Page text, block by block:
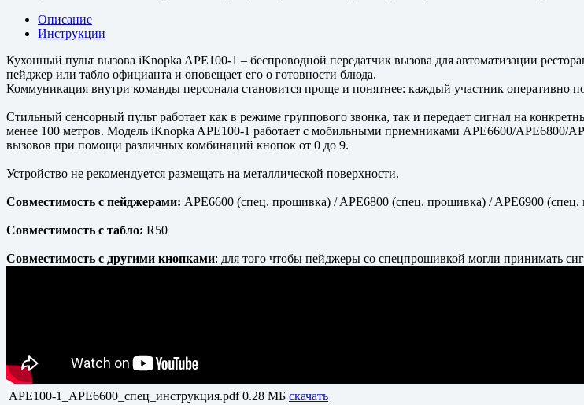
Описание
Инструкции
Кухонный пульт вызова iKnopka APE100-1 – беспроводной передатчик вызова для автоматизации
пейджер или табло официанта и оповещает его о готовности блюда.
Коммуникация внутри команды персонала становится проще и понятнее: каждый участник оперативно
Стильный сенсорный пульт работает как в режиме группового звонка, так и передает сигнал на
менее 100 метров. Модель iKnopka APE100-1 работает с мобильными приемниками APE6600/APE6800/
вызовов при помощи различных комбинаций кнопок от 0 до 9.
Устройство не рекомендуется размещать на металлической поверхности.
Совместимость с пейджерами: APE6600 (спец. прошивка) / APE6800 (спец. прошивка) / APE6900
Совместимость с табло: R50
Совместимость с другими кнопками: для того чтобы пейджеры со спецпрошивкой могли принимать
APE100-1_APE6600_спец_инструкция.pdf 0.28 МБ скачать